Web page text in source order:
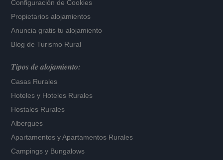
Configuración de Cookies
Propietarios alojamientos
Anuncia gratis tu alojamiento
Blog de Turismo Rural
Tipos de alojamiento:
Casas Rurales
Hoteles y Hoteles Rurales
Hostales Rurales
Albergues
Apartamentos yApartamentos Rurales
Campings y Bungalows